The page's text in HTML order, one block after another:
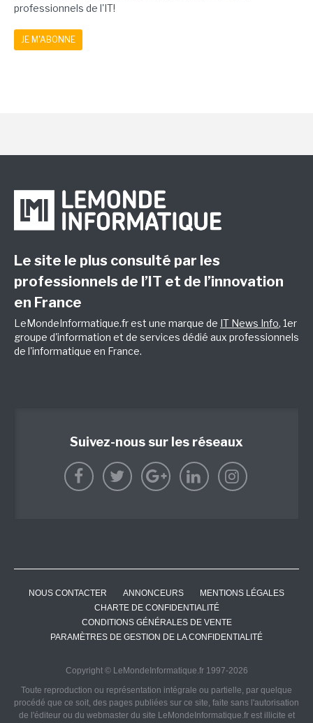
professionnels de l'IT!
JE M'ABONNE
Le site le plus consulté par les
professionnels de l’IT et de l’innovation
en France
LeMondeInformatique.fr est une marque de IT News Info, 1er
groupe d'information et de services dédié aux professionnels
de l'informatique en France.
Suivez-nous sur les réseaux
NOUS CONTACTER ANNONCEURS
MENTIONS LÉGALES
CHARTE DE CONFIDENTIALITÉ
CONDITIONS GÉNÉRALES DE VENTE
PARAMÈTRES DE GESTION DE LA CONFIDENTIALITÉ
Copyright © LeMondeInformatique.fr 1997-2026
Toute reproduction ou représentation intégrale ou partielle, par quelque
procédé que ce soit, des pages publiées sur ce site, faite sans l'autorisation
de l'éditeur ou du webmaster du site LeMondeInformatique.fr est illicite et